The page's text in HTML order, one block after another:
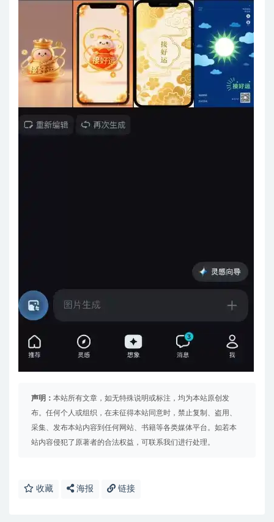
声明： 本站所有文章，如无特殊说明或标注，均为本站原创发
布。任何个人或组织，在未征得本站同意时，禁止复制、盗用、
采集、发布本站内容到任何网站、书籍等各类媒体平台。如若本
站内容侵犯了原著者的合法权益，可联系我们进行处理。
收藏 海报 链接